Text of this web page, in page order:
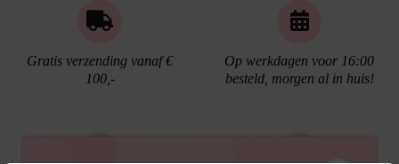
Gratis verzending vanaf €
100,-
Op werkdagen voor 16:00
besteld, morgen al in huis!